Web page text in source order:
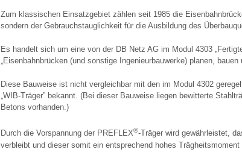
Zum klassischen Einsatzgebiet zählen seit 1985 die
sondern der Gebrauchstauglichkeit für die Ausbildung des
Es handelt sich um eine von der DB Netz AG im Modul 4303
„Eisenbahnbrücken (und sonstige Ingenieurbauwerke) planen,
Diese Bauweise ist nicht vergleichbar mit den im Modul 4302
„WIB-Träger” bekannt. (Bei dieser Bauweise liegen bewitterte
Betons vorhanden.)
Durch die Vorspannung der PREFLEX®-Träger wird gewährleistet,
verbleibt und dieser somit ein entsprechend hohes Trägheitsmoment